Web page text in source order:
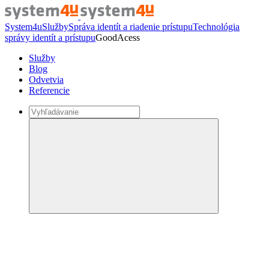
System4uSlužbySpráva identít a riadenie prístupuTechnológia
správy identít a prístupuGoodAcess
Služby
Blog
Odvetvia
Referencie